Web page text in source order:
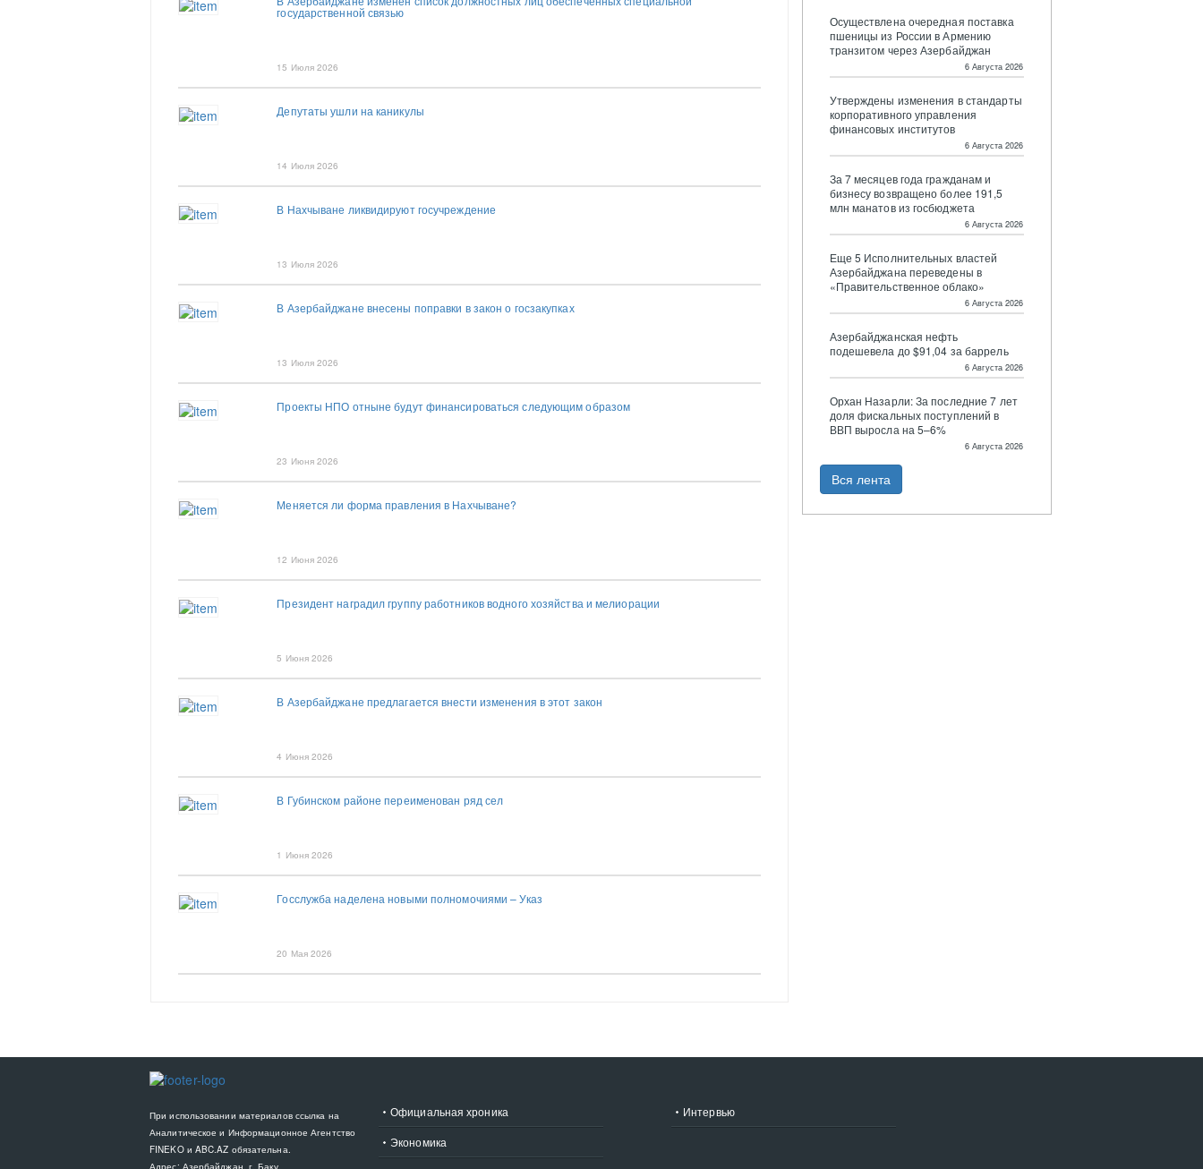
государственной связью
15 Июля 2026
Депутаты ушли на каникулы
14 Июля 2026
В Нахчыване ликвидируют госучреждение
13 Июля 2026
В Азербайджане внесены поправки в закон о госзакупках
13 Июля 2026
Проекты НПО отныне будут финансироваться следующим образом
23 Июня 2026
Меняется ли форма правления в Нахчыване?
12 Июня 2026
Президент наградил группу работников водного хозяйства и мелиорации
5 Июня 2026
В Азербайджане предлагается внести изменения в этот закон
4 Июня 2026
В Губинском районе переименован ряд сел
1 Июня 2026
Госслужба наделена новыми полномочиями – Указ
20 Мая 2026
Осуществлена очередная поставка
пшеницы из России в Армению
транзитом через Азербайджан
6 Августа 2026
Утверждены изменения в стандарты
корпоративного управления
финансовых институтов
6 Августа 2026
За 7 месяцев года гражданам и
бизнесу возвращено более 191,5
млн манатов из госбюджета
6 Августа 2026
Еще 5 Исполнительных властей
Азербайджана переведены в
«Правительственное облако»
6 Августа 2026
Азербайджанская нефть
подешевела до $91,04 за баррель
6 Августа 2026
Орхан Назарли: За последние 7 лет
доля фискальных поступлений в
ВВП выросла на 5–6%
6 Августа 2026
Вся лента
При использовании материалов ссылка на
Аналитическое и Информационное Агентство
FINEKO и ABC.AZ обязательна.
Адрес: Азербайджан, г. Баку,
Официальная хроника
Экономика
Интервью